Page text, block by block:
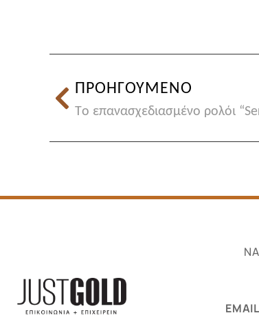
ΠΡΟΗΓΟΥΜΕΝΟ
Tο επανασχεδιασμένο ρολόι